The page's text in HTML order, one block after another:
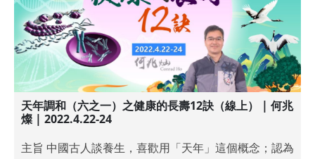
天年調和（六之一）之健康的長壽12訣（線上） | 何兆
燦 | 2022.4.22-24
主旨 中國古人談養生，喜歡用「天年」這個概念；認為